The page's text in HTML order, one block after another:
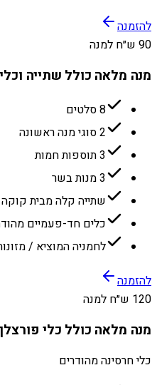
להזמנה
90 ש״ח למנה
מנה מלאה כולל שתייה
8 סלטים
2 סוגי מנה ראשונה
3 תוספות חמות
3 מנות בשר
שתייה קלה מבית קוקה
כלים חד-פעמיים
לחמניה המוציא /
להזמנה
120 ש״ח למנה
מנה מלאה כולל כלי פורצלן
כלי חרסינה מהודרים